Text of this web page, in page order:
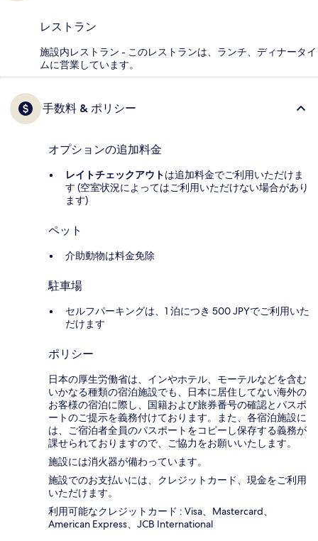
レストラン
施設内レストラン - このレストランは、ランチ、ディナータイ
ムに営業しています。
手数料 & ポリシー
オプションの追加料金
レイトチェックアウトは追加料金でご利用いただけま
す (空室状況によってはご利用いただけない場合があり
ます)
ペット
介助動物は料金免除
駐車場
セルフパーキングは、1 泊につき 500 JPYでご利用いた
だけます
ポリシー
日本の厚生労働省は、インやホテル、モーテルなどを含む
いかなる種類の宿泊施設でも、日本に​居住してない海外の
お客様の宿泊に際し、国籍および旅券番号の確認とパスポ
ートのご提示を義務付け​ております。また、各宿泊施設に
は、ご宿泊者全員のパスポートをコピーし保存する義務が
課せられておりますの​で、ご協力をお願いいたします。
施設には消火器が備わっています。
施設でのお支払いには、クレジットカード、現金をご利用
いただけます。
利用可能なクレジットカード : Visa、Mastercard、
American Express、JCB International